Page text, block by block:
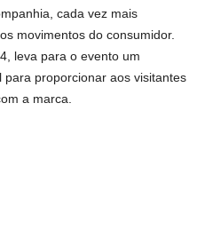
cada vez mais
movimentos do consumidor.
leva para o evento um
proporcionar aos visitantes
a marca.